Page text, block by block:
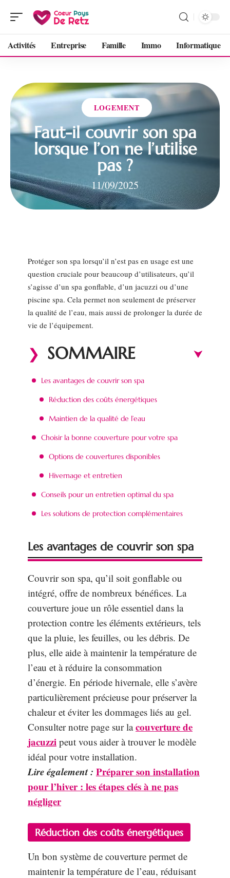
Activités Entreprise Famille Immo Informatique
LOGEMENT
Faut-il couvrir son spa
lorsque l’on ne l’utilise
pas ?
11/09/2025
Protéger son spa lorsqu’il n’est pas en usage est une
question cruciale pour beaucoup d’utilisateurs, qu’il
s’agisse d’un spa gonflable, d’un jacuzzi ou d’une
piscine spa. Cela permet non seulement de préserver
la qualité de l’eau, mais aussi de prolonger la durée de
vie de l’équipement.
SOMMAIRE
Les avantages de couvrir son spa
Réduction des coûts énergétiques
Maintien de la qualité de l’eau
Choisir la bonne couverture pour votre spa
Options de couvertures disponibles
Hivernage et entretien
Conseils pour un entretien optimal du spa
Les solutions de protection complémentaires
Les avantages de couvrir son spa
Couvrir son spa, qu’il soit gonflable ou
intégré, offre de nombreux bénéfices. La
couverture joue un rôle essentiel dans la
protection contre les éléments extérieurs, tels
que la pluie, les feuilles, ou les débris. De
plus, elle aide à maintenir la température de
l’eau et à réduire la consommation
d’énergie. En période hivernale, elle s’avère
particulièrement précieuse pour préserver la
chaleur et éviter les dommages liés au gel.
Consulter notre page sur lacouverture de
jacuzzi peut vous aider à trouver le modèle
idéal pour votre installation.
Lire également : Préparer son installation
pour l’hiver : les étapes clés à ne pas
négliger
Réduction des coûts énergétiques
Un bon système de couverture permet de
maintenir la température de l’eau, réduisant